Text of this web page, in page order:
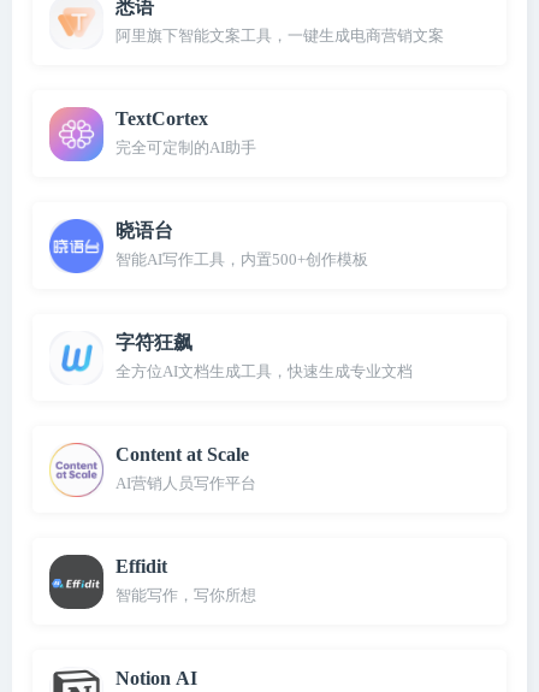
悉语
阿里旗下智能文案工具，一键生成电商营销文案
TextCortex
完全可定制的AI助手
晓语台
智能AI写作工具，内置500+创作模板
字符狂飙
全方位AI文档生成工具，快速生成专业文档
Content at Scale
AI营销人员写作平台
Effidit
智能写作，写你所想
Notion AI